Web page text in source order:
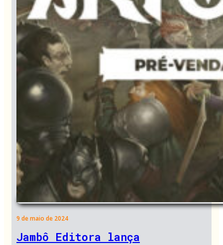
9 de maio de 2024
Jambô Editora lança